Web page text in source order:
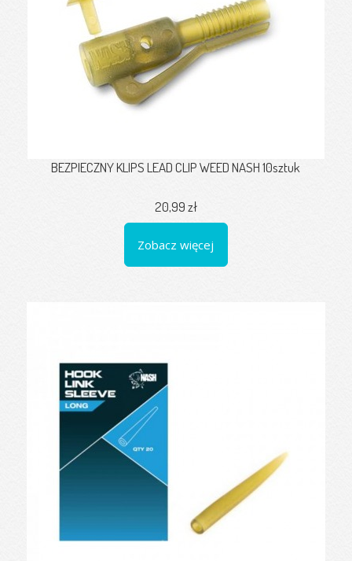
BEZPIECZNY KLIPS LEAD CLIP WEED NASH 10sztuk
20,99 zł
Zobacz więcej